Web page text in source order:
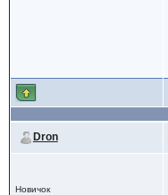
Dron
Новичок